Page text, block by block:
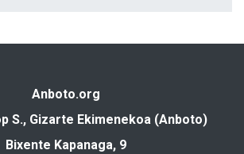
Anboto.org
S., Gizarte Ekimenekoa (Anboto)
Bixente Kapanaga, 9